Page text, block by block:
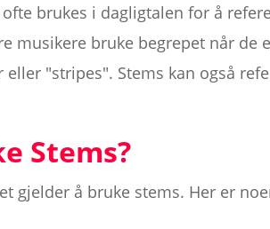
brukes i dagligtalen for å
musikere bruke begrepet når de
"stripes". Stems kan også
Stems?
gjelder å bruke stems. Her er